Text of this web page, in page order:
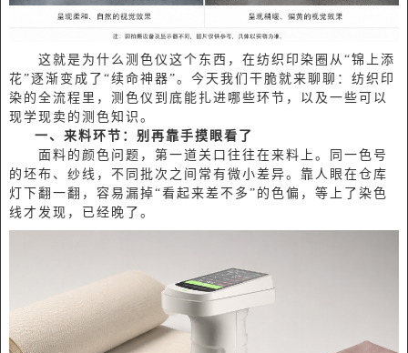
这就是为什么测色仪这个东西，在纺织印染圈从“锦上添
花”逐渐变成了“续命神器”。今天我们干脆就来聊聊：纺织印
染的全流程里，测色仪到底能扎进哪些环节，以及一些可以
现学现卖的测色知识。
一、来料环节：别再靠手摸眼看了
面料的颜色问题，第一道关口往往在来料上。同一色号
的坯布、纱线，不同批次之间常有微小差异。靠人眼在仓库
灯下翻一翻，容易漏掉“看起来差不多”的色偏，等上了染色
线才发现，已经晚了。